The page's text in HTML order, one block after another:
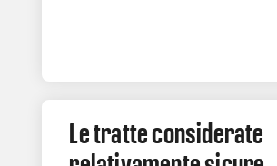
Le tratte considerate